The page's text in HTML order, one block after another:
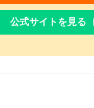
公式サイトを見る